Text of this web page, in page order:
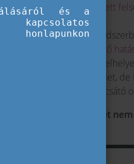
az itthon megszerzett
elismerését.
a
hazai felsőoktatási
a kompetenciákat érintő
tanult, de itthon
az eredeti oklevelet, de
ezzel segítve a kibocsátó
hogy az oklevélmelléklet
és a